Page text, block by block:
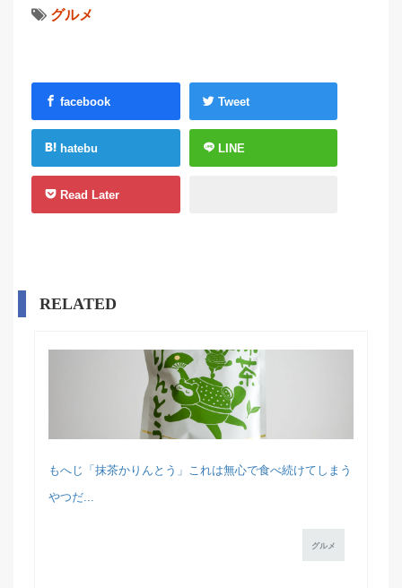
グルメ
facebook Tweet
hatebu LINE
Read Later
RELATED
もへじ「抹茶かりんとう」これは無心で食べ続けてしまう
やつだ...
グルメ